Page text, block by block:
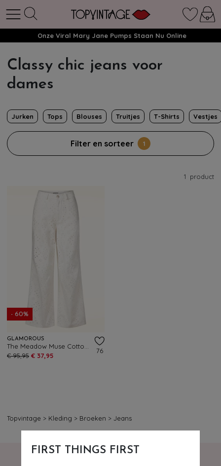
FIRST THINGS FIRST
Onze Viral Mary Jane Pumps Staan Nu Online
Classy chic jeans voor
dames
Jurken Tops Blouses Truitjes T-Shirts Vestjes
Filter en sorteer 1
1 product
- 60%
GLAMOROUS
€ 95,95 € 37,95
76
Topvintage > Kleding > Broeken > Jeans